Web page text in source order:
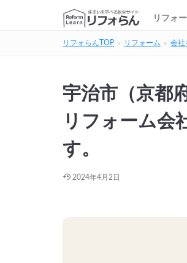
リフォ
基礎知
リフォ
リフォ
保険・
リフォらんTOP リフォーム 会社
宇治市（京都
リフォーム会
す。
2024年4月2日
基礎知
リフォ
リフォ
保険・